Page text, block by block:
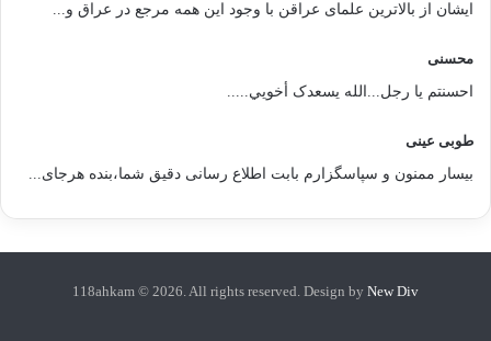
ایشان از بالاترین علمای عراقن با وجود این همه مرجع در عراق و...
محسنی
احسنتم یا رجل...الله یسعدک أخويي.....
طوبی عینی
بیسار ممنون و سپاسگزارم بابت اطلاع رسانی دقیق شما،بنده هرجای...
118ahkam © 2026. All rights reserved. Design by New Div